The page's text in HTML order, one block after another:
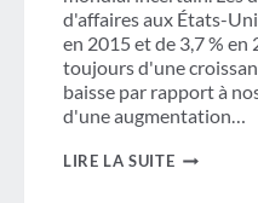
d'affaires aux États-
en 2015 et de 3,7 % en
toujours d'une
baisse par rapport à
d'une augmentation…
LIRE LA SUITELA